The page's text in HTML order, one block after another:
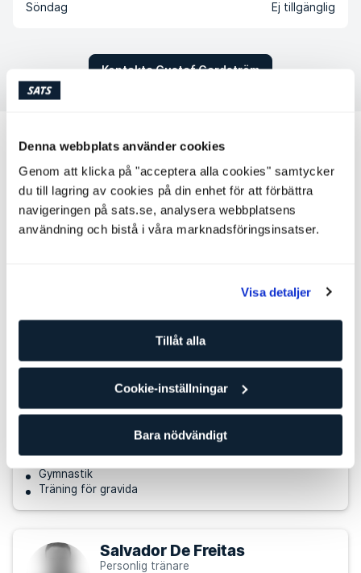
Denna webbplats använder cookies
Genom att klicka på "acceptera alla cookies" samtycker
du till lagring av cookies på din enhet för att förbättra
navigeringen på sats.se, analysera webbplatsens
användning och bistå i våra marknadsföringsinsatser.
Visa detaljer
Tillåt alla
Cookie-inställningar
Bara nödvändigt
Söndag Ej tillgänglig
Kontakta Gustaf Gardström
Andra personliga tränare som kan
passa för dig
Mikael Emilsson
Personlig tränare
SATS Dalénum
Nivå: 3
Strongman
Personlig tränare
SATS Dalénum Nivå: 1
Styrketräning
Gymnastik
Träning för gravida
Salvador De Freitas
Personlig tränare